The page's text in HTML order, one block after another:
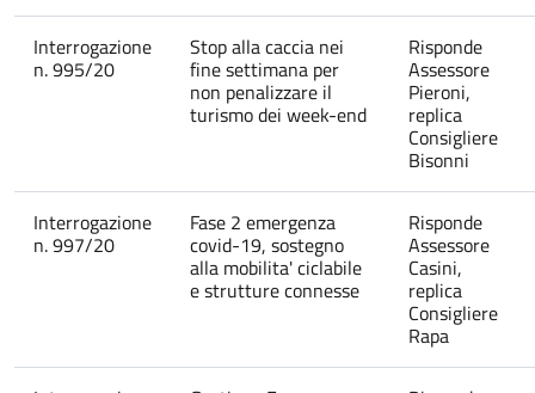
Interrogazione
n. 995/20
Stop alla caccia nei
fine settimana per
non penalizzare il
turismo dei week-end
Risponde
Assessore
Pieroni,
replica
Consigliere
Bisonni
Interrogazione
n. 997/20
Fase 2 emergenza
covid-19, sostegno
alla mobilita' ciclabile
e strutture connesse
Risponde
Assessore
Casini,
replica
Consigliere
Rapa